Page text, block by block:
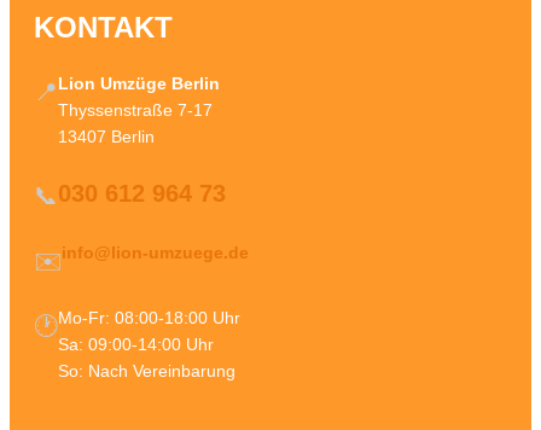
KONTAKT
📍Lion Umzüge Berlin
Thyssenstraße 7-17
13407 Berlin
📞030 612 964 73
✉️info@lion-umzuege.de
🕐Mo-Fr: 08:00-18:00 Uhr
Sa: 09:00-14:00 Uhr
So: Nach Vereinbarung